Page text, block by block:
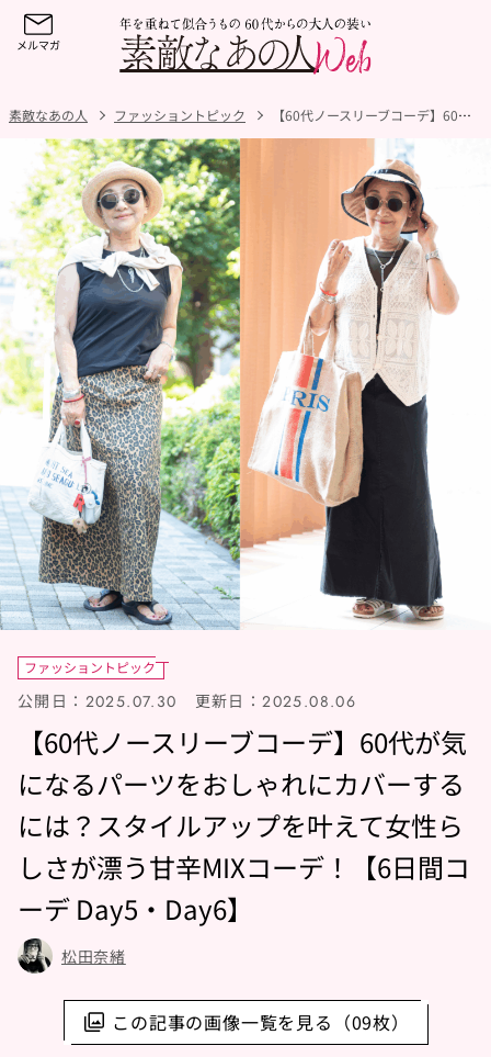
素敵なあの人 ファッショントピック 【60代ノースリーブコーデ】60代が気になるパーツをおしゃれにカバーするには？スタイルアップを叶えて女性らしさが漂う甘辛MIXコーデ！【6日間コーデDay5・Day6】
この記事の画像一覧を見る（09枚）
ファッショントピック
公開日： 2025.07.30 更新日： 2025.08.06
【60代ノースリーブコーデ】60代が気
になるパーツをおしゃれにカバーする
には？スタイルアップを叶えて女性ら
しさが漂う甘辛MIXコーデ！【6日間コ
ーデ Day5・Day6】
松田奈緒